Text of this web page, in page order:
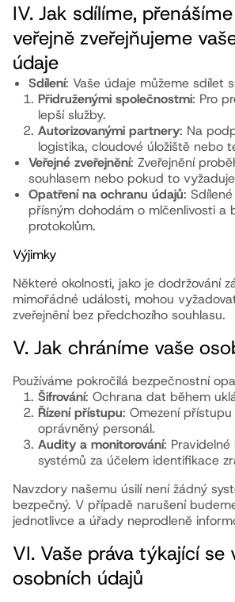
IV. Jak sdílíme,
veřejně zveřejňujeme
údaje
Sdílení: Vaše údaje můžeme sdílet
Přidruženými společnostmi: Pro
lepší služby.
Autorizovanými partnery: Na
logistika, cloudové úložiště nebo
Veřejné zveřejnění: Zveřejnění
souhlasem nebo pokud to
Opatření na ochranu údajů:
přísným dohodám o mlčenlivosti a
protokolům.
Výjimky
Některé okolnosti, jako je dodržování
mimořádné události, mohou
zveřejnění bez předchozího souhlasu.
V. Jak chráníme vaše
Používáme pokročilá bezpečnostní
Šifrování: Ochrana dat během
Řízení přístupu: Omezení
oprávněný personál.
Audity a monitorování:
systémů za účelem identifikace
Navzdory našemu úsilí není žádný
bezpečný. V případě narušení
jednotlivce a úřady neprodleně
VI. Vaše práva týkající se
osobních údajů